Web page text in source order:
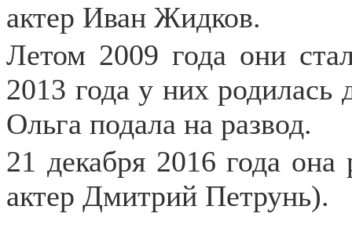
актер Иван Жидков.
Летом 2009 года они
2013 года у них родилась
Ольга подала на развод.
21 декабря 2016 года
актер Дмитрий Петрунь).